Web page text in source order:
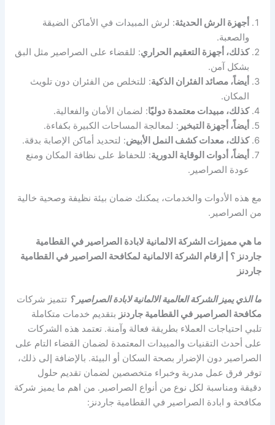
أجهزة الرش الحديثة: لرش المبيدات في الأماكن الضيقة
والصعبة.
كذلك، أجهزة التعقيم الحراري: للقضاء على الصراصير مثل البق
بشكل آمن.
أيضاً، مصائد الفئران الذكية: للتخلص من الفئران دون تلويث
المكان.
كذلك، مبيدات معتمدة دوليًا: لضمان الأمان والفعالية.
أيضاً، أجهزة التبخير : لمعالجة المساحات الكبيرة بكفاءة.
كذلك، معدات كشف النمل الأبيض: لتحديد أماكن الإصابة بدقة.
أيضاً، أدوات الوقاية الدورية: للحفاظ على نظافة المكان ومنع
عودة الصراصير.
مع هذه الأدوات والخدمات، يمكنك ضمان بيئة نظيفة وصحية خالية
من الصراصير.
ما هي مميزات الشركة الالمانية لابادة الصراصير في القطامية
جاردنز ؟ | ارقام الشركة الالمانية لمكافحة الصراصير في القطامية
جاردنز
ما الذي يميز الشركة العالمية الالمانية لابادة الصراصير ؟ تتميز شركات
مكافحة الصراصير في القطامية جاردنز بتقديم خدمات متكاملة
تلبي احتياجات العملاء بطريقة فعالة وآمنة. تعتمد هذه الشركات
على أحدث التقنيات والمبيدات المعتمدة لضمان القضاء التام على
الصراصير دون الإضرار بصحة السكان أو البيئة. بالإضافة إلى ذلك،
توفر فرق عمل مدربة وخبراء متخصصين لضمان تقديم حلول
دقيقة ومناسبة لكل نوع من أنواع الصراصير. من اهم ما يميز شركة
مكافحة و ابادة الصراصير في القطامية جاردنز: